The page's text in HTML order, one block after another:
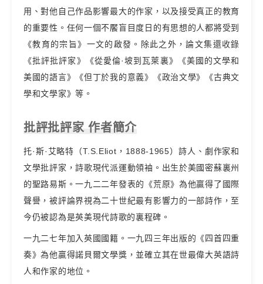
用、對他自己作品影響最大的作家，以及接受真正的教育
的重要性。任何一個不饜盲目度日的有思想的人都將受到
《教育的宗旨》一文的啟發。除此之外，論文集還收錄
《批評批評家》《從愛倫·坡到瓦萊裏》《美國的文學和
美國的語言》《但丁於我的意義》《政治文學》《古典文
學和文學家》等。
批評批評家 作者簡介
托·斯·艾略特（T.S.Eliot，1888-1965）詩人、劇作家和
文學批評家，詩歌現代派運動領袖。出生於美國密蘇裏州
的聖路易斯。一九二二年發表的《荒原》為他贏得了國際
聲譽，被評論界視為二十世紀最有影響力的一部詩作，至
今仍被認為是英美現代詩歌的裏程碑。
一九二七年加入英國國籍。一九四三年出版的《四首四重
奏》為他贏得諾貝爾文學獎，並確立其在世最偉大英語詩
人和作家的地位。